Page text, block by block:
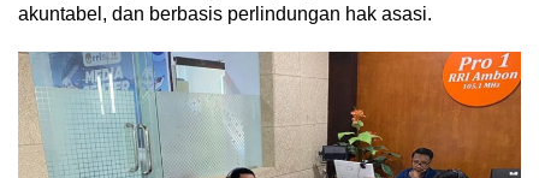
akuntabel, dan berbasis perlindungan hak asasi.